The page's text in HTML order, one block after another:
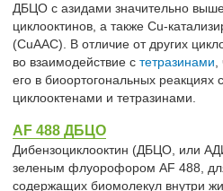
ДБЦО с азидами значительно
циклооктинов, а также Cu-
(CuAAC). В отличие от других
во взаимодействие с тетразинами
его в биоортогональных реакциях
циклооктенами и тетразинами.
AF 488 ДБЦО
Дибензоциклооктин (ДБЦО, или
зеленым флуорофором AF 488,
содержащих биомолекул внутри